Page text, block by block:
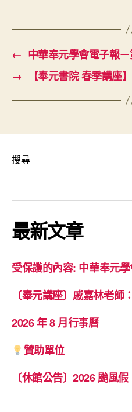
← 中華奉元學會電子報
→
【奉元書院 春季講座
搜尋
最新文章
受保護的內容: 中華奉元
〔奉元講座〕戚嘉林老
2026 年 8 月行事曆
贊助單位
〔休館公告〕2026 颱風假